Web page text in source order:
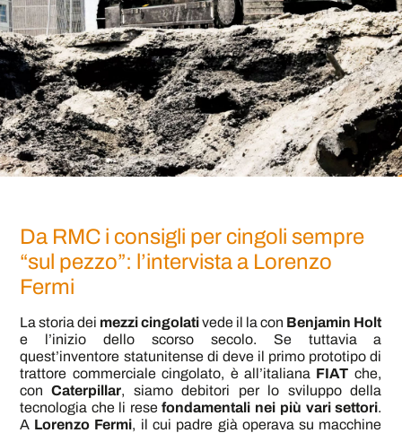
Da RMC i consigli per cingoli sempre
“sul pezzo”: l’intervista a Lorenzo
Fermi
La storia dei mezzi cingolativede il la con Benjamin Holt
e l’inizio dello scorso secolo. Se tuttavia a
quest’inventore statunitense di deve il primo prototipo di
trattore commerciale cingolato, è all’italiana FIATche,
conCaterpillar, siamo debitori per lo sviluppo della
tecnologia che li resefondamentali nei più vari settori.
A Lorenzo Fermi, il cui padre già operava su macchine